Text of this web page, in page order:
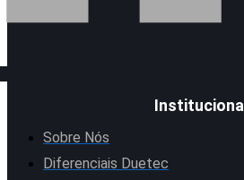
Institucional
Sobre Nós
Diferenciais Duetec